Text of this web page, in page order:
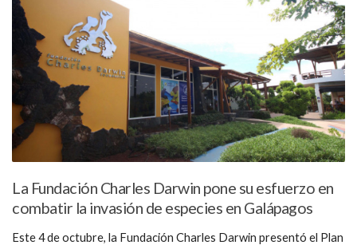
La Fundación Charles Darwin pone su esfuerzo en
combatir la invasión de especies en Galápagos
Este 4 de octubre, la Fundación Charles Darwin presentó el Plan